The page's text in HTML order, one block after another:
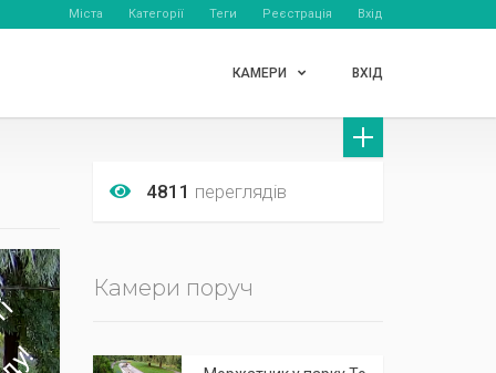
Міста Категорії Теги Реєстрація Вхід
КАМЕРИ ВХІД
4811 переглядів
Камери поруч